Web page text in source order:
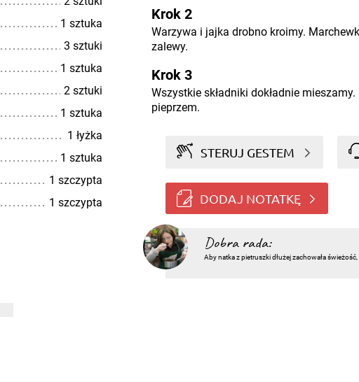
1 sztuka
3 sztuki
1 sztuka
2 sztuki
1 sztuka
1 łyżka
1 sztuka
1 szczypta
1 szczypta
Krok 2
Warzywa i jajka drobno kroimy.
zalewy.
Krok 3
Wszystkie składniki dokładnie
pieprzem.
STERUJ GESTEM
DODAJ NOTATKĘ
Dobra rada:
Aby natka z pietruszki dłużej zachowała